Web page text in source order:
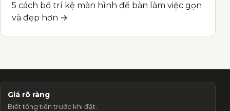
5 cách bố trí kệ màn hình để bàn làm việc gọn
và đẹp hơn →
Giá rõ ràng
Biết tổng tiền trước khi đặt.